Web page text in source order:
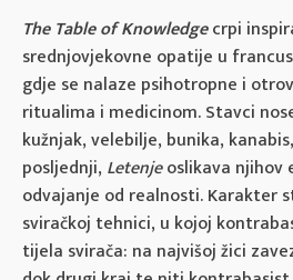
The Table of Knowledgecrpi
srednjovjekovne opatije u
gdje se nalaze psihotropne i
ritualima i medicinom. Stavci
kužnjak, velebilje, bunika,
posljednji, Letenjeoslikava njihov
odvajanje od realnosti. Karakter
sviračkoj tehnici, u kojoj
tijela svirača: na najvišoj žici